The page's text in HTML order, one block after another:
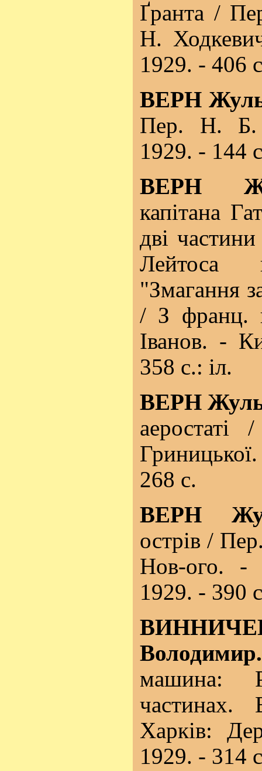
Ґранта /
Н.
1929. - 406
ВЕРН
Пер. Н. Б.
1929. - 144
ВЕРН
капітана
дві
Лейтоса
"Змагання
/ З франц.
Іванов. -
358 с.: іл.
ВЕРН
268 с.
ВЕРН
острів /
Нов-ого. -
1929. - 390
Володимир.
машина:
частинах.
Харків:
1929. - 314